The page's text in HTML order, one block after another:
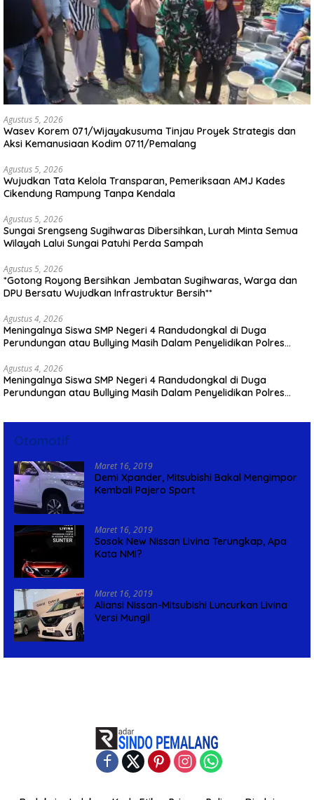
Agustus 5, 2026
Wasev Korem 071/Wijayakusuma Tinjau Proyek Strategis dan
Aksi Kemanusiaan Kodim 0711/Pemalang
Agustus 5, 2026
Wujudkan Tata Kelola Transparan, Pemeriksaan AMJ Kades
Cikendung Rampung Tanpa Kendala
Agustus 5, 2026
Sungai Srengseng Sugihwaras Dibersihkan, Lurah Minta Semua
Wilayah Lalui Sungai Patuhi Perda Sampah
Agustus 5, 2026
*Gotong Royong Bersihkan Jembatan Sugihwaras, Warga dan
DPU Bersatu Wujudkan Infrastruktur Bersih**
Agustus 4, 2026
Meningalnya Siswa SMP Negeri 4 Randudongkal di Duga
Perundungan atau Bullying Masih Dalam Penyelidikan Polres
Agustus 4, 2026
Meningalnya Siswa SMP Negeri 4 Randudongkal di Duga
Perundungan atau Bullying Masih Dalam Penyelidikan Polres
Otomotif
Maret 16, 2019
Demi Xpander, Mitsubishi Bakal Mengimpor
Kembali Pajero Sport
Maret 16, 2019
Sosok New Nissan Livina Terungkap, Apa
Kata NMI?
Maret 16, 2019
Aliansi Nissan-Mitsubishi Luncurkan Livina
Versi Mungil